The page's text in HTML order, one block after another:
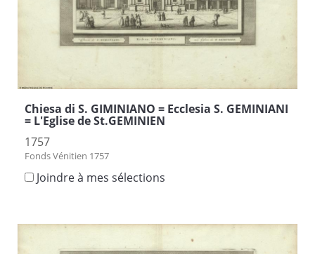
Chiesa di S. GIMINIANO = Ecclesia S. GEMINIANI
= L'Eglise de St.GEMINIEN
1757
Fonds Vénitien 1757
Joindre à mes sélections